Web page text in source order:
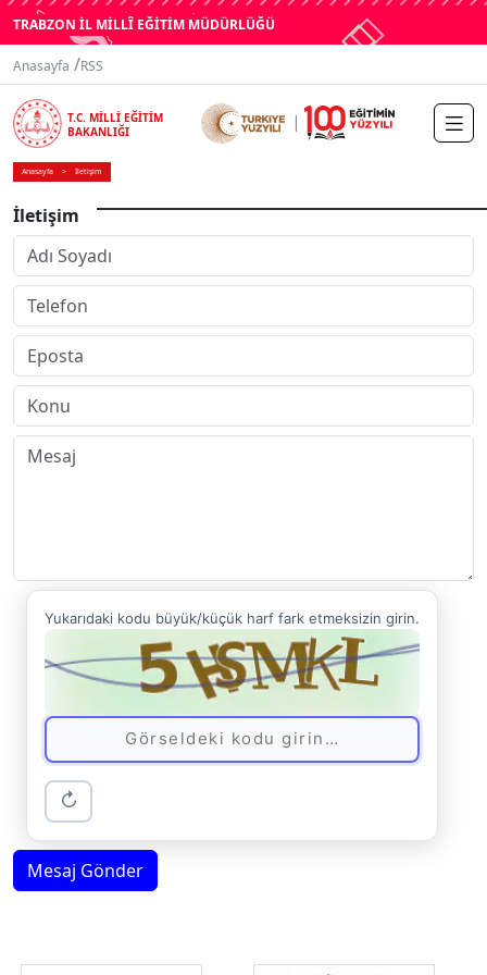
TRABZON İL MİLLÎ EĞİTİM MÜDÜRLÜĞÜ
Anasayfa /RSS
T.C. MİLLİ EĞİTİM
BAKANLIĞI
Anasayfa İletişim
İletişim
Yukarıdaki kodu büyük/küçük harf fark etmeksizin girin.
↻